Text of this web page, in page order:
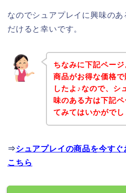
なのでシュアプレイに興味の
だけると幸いです。
ちなみに下記ペー
商品がお得な価格
したよ♪なので、シ
味のある方は下記
てみてはいかがでし
⇒シュアプレイの商品を今す
こちら